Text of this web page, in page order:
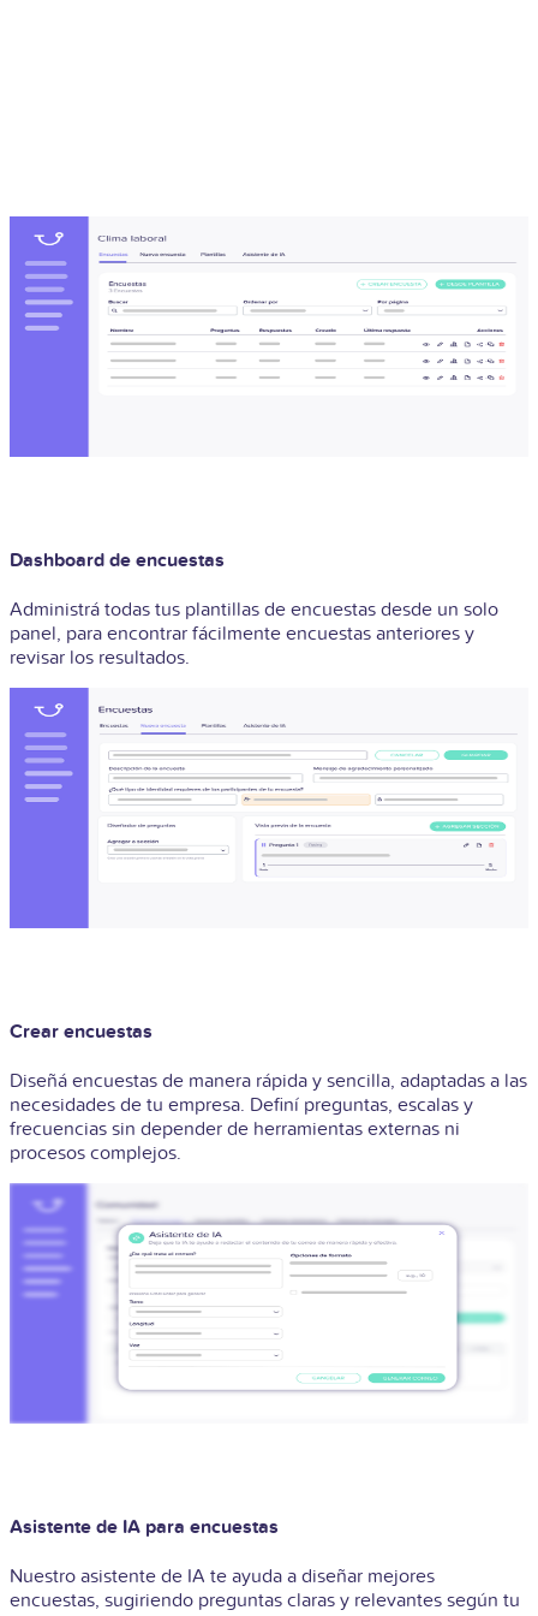
Dashboard de encuestas
Administrá todas tus plantillas de encuestas desde un solo
panel, para encontrar fácilmente encuestas anteriores y
revisar los resultados.
Crear encuestas
Diseñá encuestas de manera rápida y sencilla, adaptadas a las
necesidades de tu empresa. Definí preguntas, escalas y
frecuencias sin depender de herramientas externas ni
procesos complejos.
Asistente de IA para encuestas
Nuestro asistente de IA te ayuda a diseñar mejores
encuestas, sugiriendo preguntas claras y relevantes según tu